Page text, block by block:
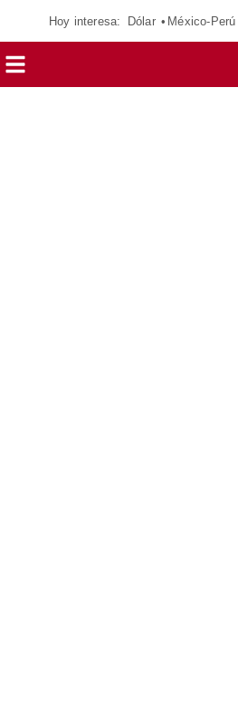
Hoy interesa: Dólar México-Perú